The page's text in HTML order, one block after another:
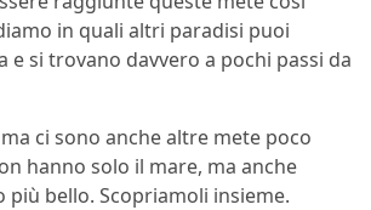
in quali altri paradisi puoi
e si trovano davvero a pochi passi da
ci sono anche altre mete poco
hanno solo il mare, ma anche
più bello. Scopriamoli insieme.